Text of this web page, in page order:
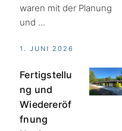
waren mit der Planung
und ...
1. JUNI 2026
Fertigstellu
ng und
Wiedereröf
fnung